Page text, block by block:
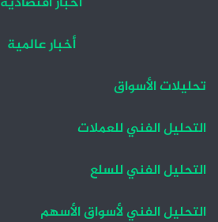
أخبار عالمية
تحليلات الأسواق
التحليل الفني للعملات
التحليل الفني للسلع
التحليل الفني لأسواق الأسهم